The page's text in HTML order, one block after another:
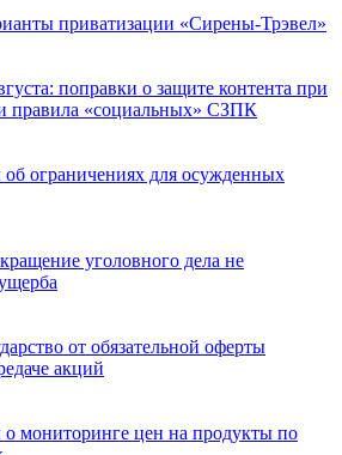
приватизации «Сирены-Трэвел»
поправки о защите контента при
правила «социальных» СЗПК
ограничениях для осужденных
уголовного дела не
от обязательной оферты
акций
мониторинге цен на продукты по